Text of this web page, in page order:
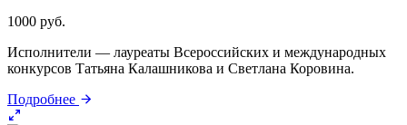
1000 руб.
Исполнители — лауреаты Всероссийских и международных
конкурсов Татьяна Калашникова и Светлана Коровина.
Подробнее